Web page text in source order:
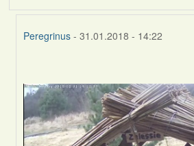
Peregrinus - 31.01.2018 - 14:22
to
Harrier